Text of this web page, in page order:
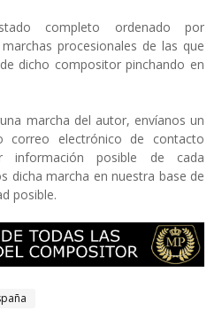
completo ordenado por
procesionales de las que
dicho compositor pinchando en
marcha del autor, envíanos un
correo electrónico de contacto
información posible de cada
dicha marcha en nuestra base de
posible.